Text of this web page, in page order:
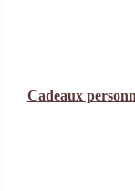
Cadeaux